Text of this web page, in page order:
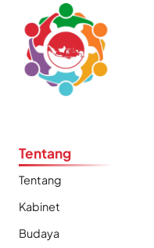
Tentang
Tentang
Kabinet
Budaya